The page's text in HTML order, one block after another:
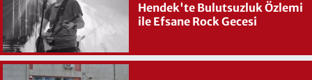
Hendek'te Bulutsuzluk Özlemi
ile Efsane Rock Gecesi